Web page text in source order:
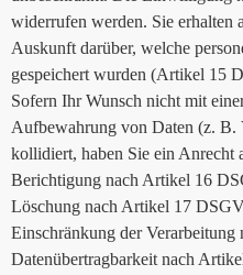
widerrufen werden. Sie erhalten
Auskunft darüber, welche
gespeichert wurden (Artikel 15
Sofern Ihr Wunsch nicht mit
Aufbewahrung von Daten (z. B.
kollidiert, haben Sie ein Anrecht
Berichtigung nach Artikel 16
Löschung nach Artikel 17
Einschränkung der
Datenübertragbarkeit nach